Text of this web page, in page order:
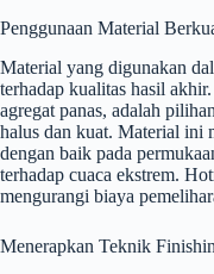
Penggunaan Material
Material yang digunakan
terhadap kualitas hasil
agregat panas, adalah
halus dan kuat. Material ini
dengan baik pada
terhadap cuaca ekstrem.
mengurangi biaya
Menerapkan Teknik